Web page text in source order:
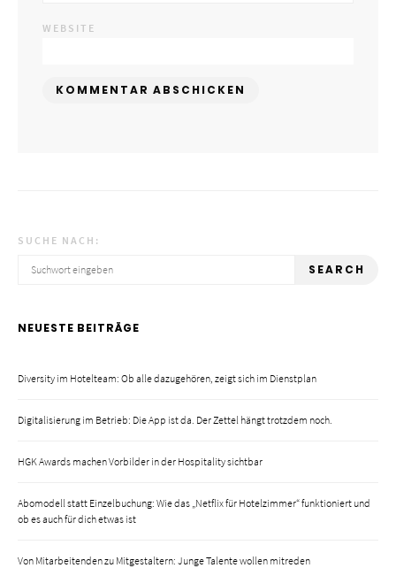
WEBSITE
SUCHE NACH:
SEARCH
NEUESTE BEITRÄGE
Diversity im Hotelteam: Ob alle dazugehören, zeigt sich im Dienstplan
Digitalisierung im Betrieb: Die App ist da. Der Zettel hängt trotzdem noch.
HGK Awards machen Vorbilder in der Hospitality sichtbar
Abomodell statt Einzelbuchung: Wie das „Netflix für Hotelzimmer“ funktioniert und
ob es auch für dich etwas ist
Von Mitarbeitenden zu Mitgestaltern: Junge Talente wollen mitreden